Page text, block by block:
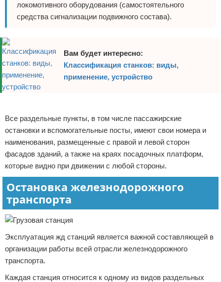
локомотивного оборудования (самостоятельного
средства сигнализации подвижного состава).
Вам будет интересно:
Классификация станков: виды,
применение, устройство
Все раздельные пункты, в том числе пассажирские
остановки и вспомогательные посты, имеют свои номера и
наименования, размещенные с правой и левой сторон
фасадов зданий, а также на краях посадочных платформ,
которые видно при движении с любой стороны.
Остановка железнодорожного
транспорта
Эксплуатация жд станций является важной составляющей в
организации работы всей отрасли железнодорожного
транспорта.
Каждая станция относится к одному из видов раздельных